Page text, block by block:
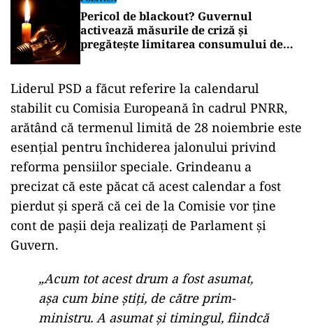
Pericol de blackout? Guvernul
activează măsurile de criză și
pregătește limitarea consumului de
Liderul PSD a făcut referire la calendarul
stabilit cu Comisia Europeană în cadrul PNRR,
arătând că termenul limită de 28 noiembrie este
esențial pentru închiderea jalonului privind
reforma pensiilor speciale. Grindeanu a
precizat că este păcat că acest calendar a fost
pierdut și speră că cei de la Comisie vor ține
cont de pașii deja realizați de Parlament și
Guvern.
„Acum tot acest drum a fost asumat,
așa cum bine știți, de către prim-
ministru. A asumat și timingul, fiindcă